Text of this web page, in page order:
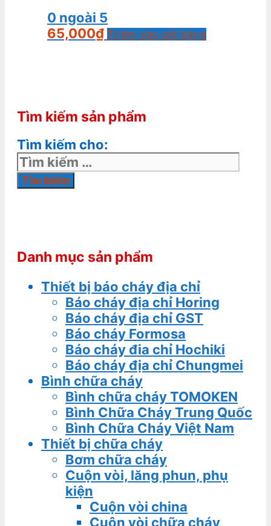
0 ngoài 5
65,000₫ Thêm vào giỏ hàng
Tìm kiếm sản phẩm
Tìm kiếm cho:
Danh mục sản phẩm
Thiết bị báo cháy địa chỉ
Báo cháy địa chỉ Horing
Báo cháy địa chỉ GST
Báo cháy Formosa
Báo cháy đia chỉ Hochiki
Báo cháy địa chỉ Chungmei
Bình chữa cháy
Bình chữa cháy TOMOKEN
Bình Chữa Cháy Trung Quốc
Bình Chữa Cháy Việt Nam
Thiết bị chữa cháy
Bơm chữa cháy
Cuộn vòi, lăng phun, phụ
kiện
Cuộn vòi china
Cuộn vòi chữa cháy